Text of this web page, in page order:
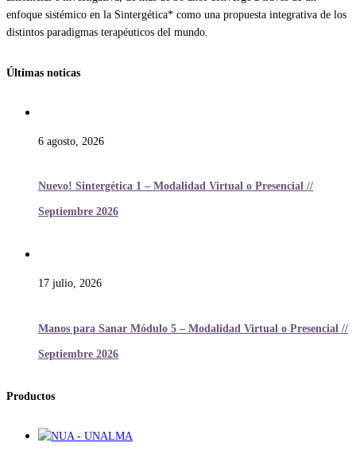
enfoque sistémico en la Sintergética* como una propuesta integrativa de los
distintos paradigmas terapéuticos del mundo.
Últimas noticas
6 agosto, 2026
Nuevo! Sintergética 1 – Modalidad Virtual o Presencial //
Septiembre 2026
17 julio, 2026
Manos para Sanar Módulo 5 – Modalidad Virtual o Presencial //
Septiembre 2026
Productos